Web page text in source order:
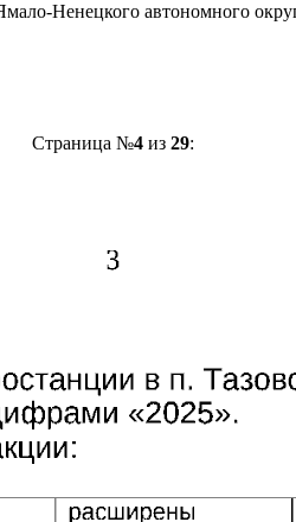
Ненецкого автономного
Страница №4 из 29: